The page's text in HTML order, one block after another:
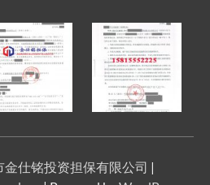
金仕铭投资担保有限公司 |